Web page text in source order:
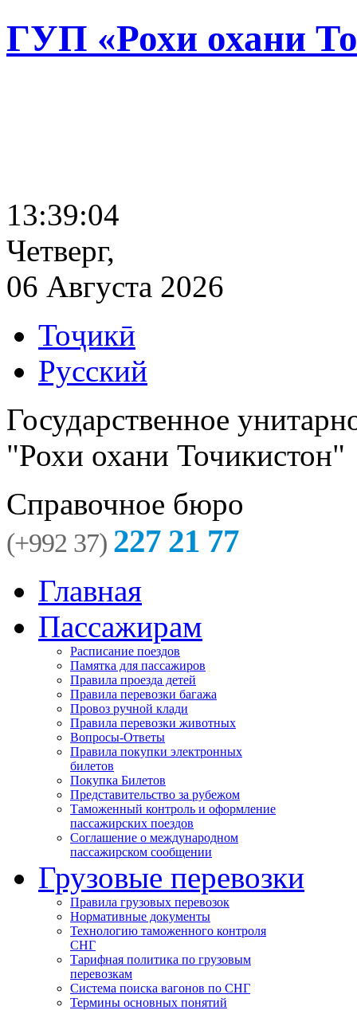
ГУП «Рохи охани
13:39:04
Четверг,
06 Августа 2026
Тоҷикӣ
Русский
Государственное
"Рохи охани Точикистон"
Справочное бюро
(+992 37) 227 21 77
Главная
Пассажирам
Расписание поездов
Памятка для пассажиров
Правила проезда детей
Правила перевозки багажа
Провоз ручной клади
Правила перевозки животных
Вопросы-Ответы
Правила покупки электронных
билетов
Покупка Билетов
Представительство за рубежом
Таможенный контроль и оформление
пассажирских поездов
Соглашение о международном
пассажирском сообщении
Грузовые перевозки
Правила грузовых перевозок
Нормативные документы
Технологию таможенного контроля
СНГ
Тарифная политика по грузовым
перевозкам
Система поиска вагонов по СНГ
Термины основных понятий